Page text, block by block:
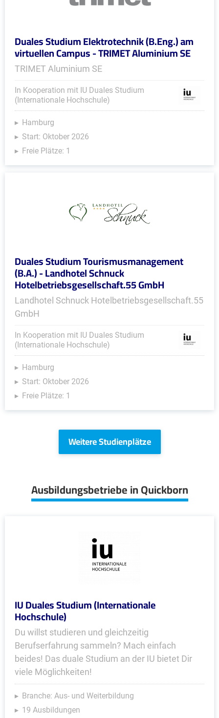
Duales Studium Elektrotechnik (B.Eng.) am
virtuellen Campus - TRIMET Aluminium SE
TRIMET Aluminium SE
In Kooperation mit IU Duales Studium
(Internationale Hochschule)
Hamburg
Start: Oktober 2026
Freie Plätze: 1
Duales Studium Tourismusmanagement
(B.A.) - Landhotel Schnuck
Hotelbetriebsgesellschaft.55 GmbH
Landhotel Schnuck Hotelbetriebsgesellschaft.55
GmbH
In Kooperation mit IU Duales Studium
(Internationale Hochschule)
Hamburg
Start: Oktober 2026
Freie Plätze: 1
Weitere Studienplätze
Ausbildungsbetriebe in Quickborn
IU Duales Studium (Internationale
Hochschule)
Du willst studieren und gleichzeitig
Berufserfahrung sammeln? Mach einfach
beides! Das duale Studium an der IU bietet Dir
viele Möglichkeiten!
Branche: Aus- und Weiterbildung
19 Ausbildungen